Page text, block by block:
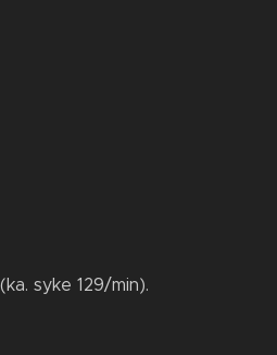
syke 129/min).